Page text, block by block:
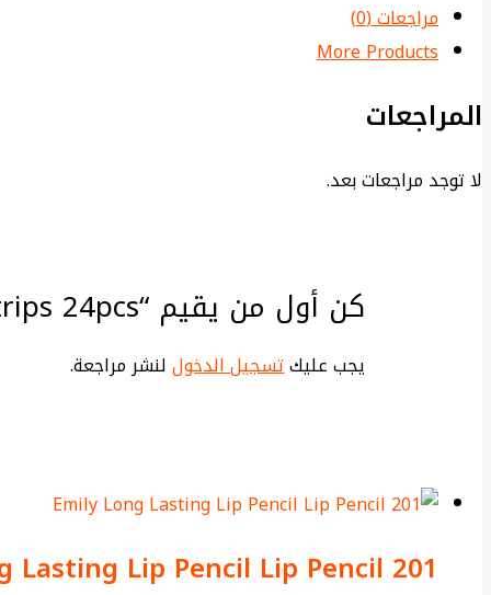
مراجعات (0)
More Products
المراجعات
لا توجد مراجعات بعد.
كن أول من يقيم “Bee Beauty Body Waxing Strips 24pcs”
يجب عليكتسجيل الدخوللنشر مراجعة.
Lasting Lip Pencil Lip Pencil 201